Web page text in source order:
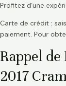
Profitez d’une
Carte de crédit :
paiement. Pour
Rappel
2017